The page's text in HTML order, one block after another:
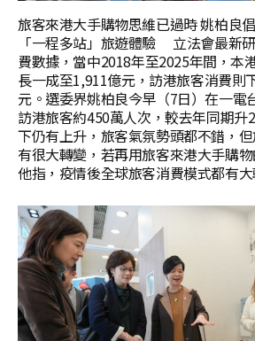
旅客來港大手購物思維已過時 姚柏良
「一程多站」旅遊體驗 立法會最新
費數據，當中2018年至2025年間，本
長一成至1,911億元，訪港旅客消費則
元。選委界姚柏良今早（7日）在一電
訪港旅客約450萬人次，較去年同期升
下仍有上升，旅客氣氛勢頭都不錯，
有很大轉變，若再用旅客來港大手購
他指，疫情後全球旅客消費模式都有